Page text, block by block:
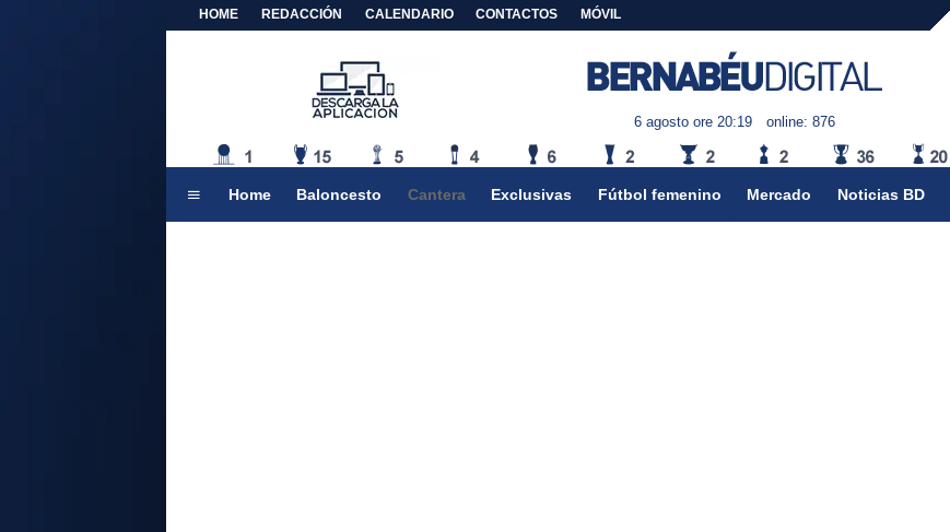
HOME REDACCIÓN CALENDARIO CONTACTOS MÓVIL
6 agosto ore 20:19 online: 876
Home Baloncesto Cantera Exclusivas Fútbol femenino Mercado Noticias BD